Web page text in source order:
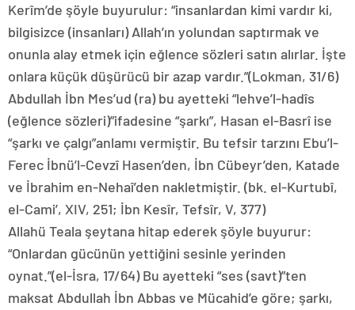
Kerîm’de şöyle buyurulur: “insanlardan kimi vardır ki,
bilgisizce (insanları) Allah’ın yolundan saptırmak ve
onunla alay etmek için eğlence sözleri satın alırlar. İşte
onlara küçük düşürücü bir azap vardır.”(Lokman, 31/6)
Abdullah İbn Mes’ud (ra) bu ayetteki “lehve’l-hadîs
(eğlence sözleri)”ifadesine “şarkı”, Hasan el-Basrî ise
“şarkı ve çalgı”anlamı vermiştir. Bu tefsir tarzını Ebu’l-
Ferec İbnü’l-Cevzî Hasen’den, İbn Cübeyr’den, Katade
ve İbrahim en-Nehaî’den nakletmiştir. (bk. el-Kurtubî,
el-Cami’, XIV, 251; İbn Kesîr, Tefsîr, V, 377)
Allahü Teala şeytana hitap ederek şöyle buyurur:
“Onlardan gücünün yettiğini sesinle yerinden
oynat.”(el-İsra, 17/64) Bu ayetteki “ses (savt)”ten
maksat Abdullah İbn Abbas ve Mücahid’e göre; şarkı,